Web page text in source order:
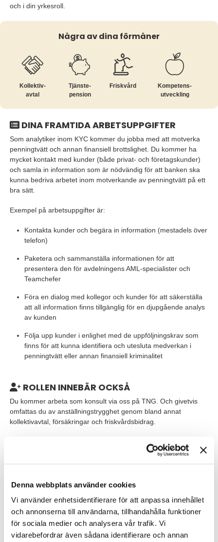
Denna webbplats använder cookies
Vi använder enhetsidentifierare för att anpassa innehållet
och annonserna till användarna, tillhandahålla funktioner
för sociala medier och analysera vår trafik. Vi
vidarebefordrar även sådana identifierare och annan
och i din yrkesroll.
Några av dina förmåner
Kollektiv­
avtal
Tjänste­
pension
Friskvård
Kompetens­
utveckling
DINA FRAMTIDA ARBETSUPPGIFTER
Som analytiker inom KYC kommer du jobba med att motverka
penningtvätt och annan finansiell brottslighet. Du kommer ha
mycket kontakt med kunder (både privat- och företagskunder)
och samla in information som är nödvändig för att banken ska
kunna bedriva arbetet inom motverkande av penningtvätt på ett
bra sätt.
Exempel på arbetsuppgifter är:
Kontakta kunder och begära in information (mestadels över
telefon)
Paketera och sammanställa informationen för att
presentera den för avdelningens AML-specialister och
Teamchefer
Föra en dialog med kollegor och kunder för att säkerställa
att all information finns tillgänglig för en djupgående analys
av kunden
Följa upp kunder i enlighet med de uppföljningskrav som
finns för att kunna identifiera och utesluta medverkan i
penningtvätt eller annan finansiell kriminalitet
ROLLEN INNEBÄR OCKSÅ
Du kommer arbeta som konsult via oss på TNG. Och givetvis
omfattas du av anställningstrygghet genom bland annat
kollektivavtal, försäkringar och friskvårdsbidrag.
och ditt uppdrag som konsult hos Swedbank pågår i minst sex
kontorstider från huvudkontoret i Sundbyberg.
VEM ÄR DU?
För rollen som AML-analytiker söker vi dig som: